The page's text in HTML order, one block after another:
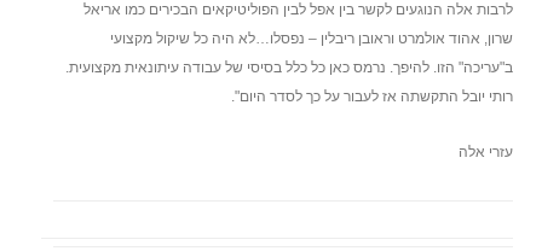
לרבות אלה הנוגעים לקשר בין אפל לבין הפוליטיקאים הבכירים כמו אריאל
שרון, אהוד אולמרט וראובן ריבלין – נפסלו…לא היה כל שיקול מקצועי
ב"עריכה" הזו. להיפך. נרמס כאן כל כלל בסיסי של עבודה עיתונאית מקצועית.
רותי יובל התקשתה אז לעבור על כך לסדר היום".
עזרי אלה